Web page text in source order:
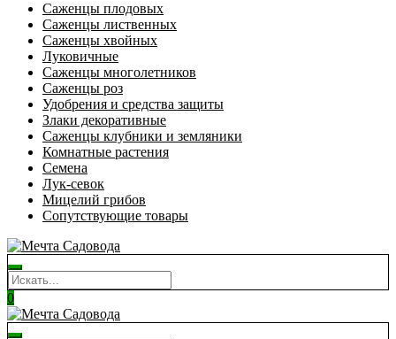
Саженцы плодовых
Саженцы лиственных
Саженцы хвойных
Луковичные
Саженцы многолетников
Саженцы роз
Удобрения и средства защиты
Злаки декоративные
Саженцы клубники и земляники
Комнатные растения
Семена
Лук-севок
Мицелий грибов
Сопутствующие товары
0